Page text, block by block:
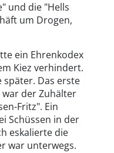
und die "Hells
um Drogen,
ein Ehrenkodex
Kiez verhindert.
später. Das erste
der Zuhälter
Fritz". Ein
Schüssen in der
eskalierte die
war unterwegs.